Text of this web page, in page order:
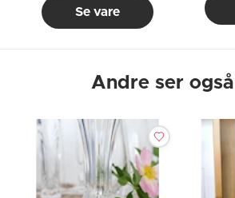
Se vare
Andre ser